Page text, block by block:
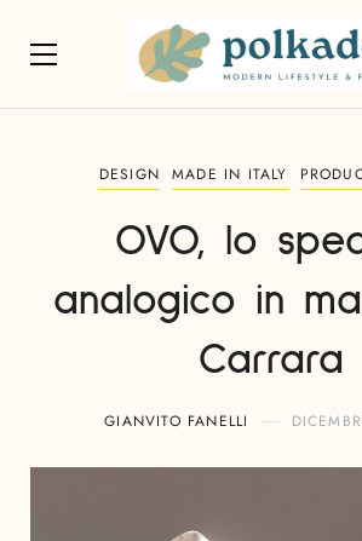
DESIGN MADE IN ITALY
OVO, lo
analogico in
Carrara
GIANVITO FANELLI